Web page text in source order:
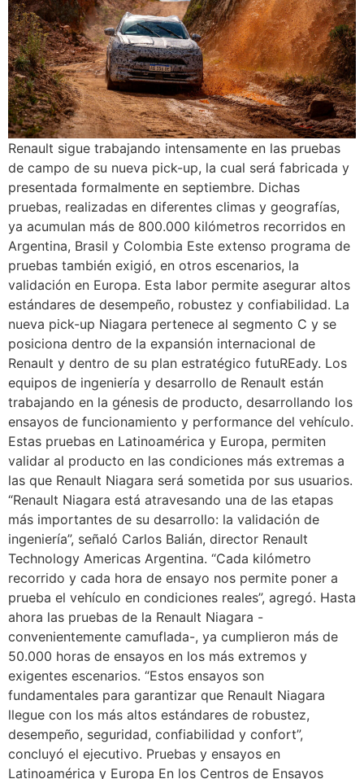
Renault sigue trabajando intensamente en las pruebas
de campo de su nueva pick-up, la cual será fabricada y
presentada formalmente en septiembre. Dichas
pruebas, realizadas en diferentes climas y geografías,
ya acumulan más de 800.000 kilómetros recorridos en
Argentina, Brasil y Colombia Este extenso programa de
pruebas también exigió, en otros escenarios, la
validación en Europa. Esta labor permite asegurar altos
estándares de desempeño, robustez y confiabilidad. La
nueva pick-up Niagara pertenece al segmento C y se
posiciona dentro de la expansión internacional de
Renault y dentro de su plan estratégico futuREady. Los
equipos de ingeniería y desarrollo de Renault están
trabajando en la génesis de producto, desarrollando los
ensayos de funcionamiento y performance del vehículo.
Estas pruebas en Latinoamérica y Europa, permiten
validar al producto en las condiciones más extremas a
las que Renault Niagara será sometida por sus usuarios.
“Renault Niagara está atravesando una de las etapas
más importantes de su desarrollo: la validación de
ingeniería”, señaló Carlos Balián, director Renault
Technology Americas Argentina. “Cada kilómetro
recorrido y cada hora de ensayo nos permite poner a
prueba el vehículo en condiciones reales”, agregó. Hasta
ahora las pruebas de la Renault Niagara -
convenientemente camuflada-, ya cumplieron más de
50.000 horas de ensayos en los más extremos y
exigentes escenarios. “Estos ensayos son
fundamentales para garantizar que Renault Niagara
llegue con los más altos estándares de robustez,
desempeño, seguridad, confiabilidad y confort”,
concluyó el ejecutivo. Pruebas y ensayos en
Latinoamérica y Europa En los Centros de Ensayos